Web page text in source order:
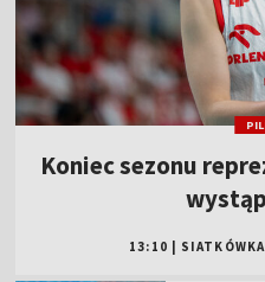
Koniec sezonu
13:10 SIATKÓWKA